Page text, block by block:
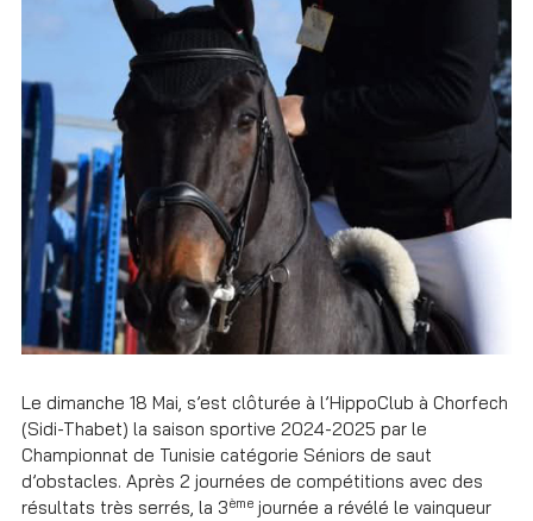
Le dimanche 18 Mai, s’est clôturée à l’HippoClub à Chorfech
(Sidi-Thabet) la saison sportive 2024-2025 par le
Championnat de Tunisie catégorie Séniors de saut
d’obstacles. Après 2 journées de compétitions avec des
résultats très serrés, la 3ème journée a révélé le vainqueur